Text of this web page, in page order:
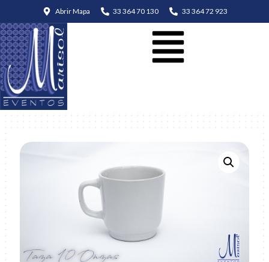
Abrir Mapa 33 364 70 130 33 364 72 923